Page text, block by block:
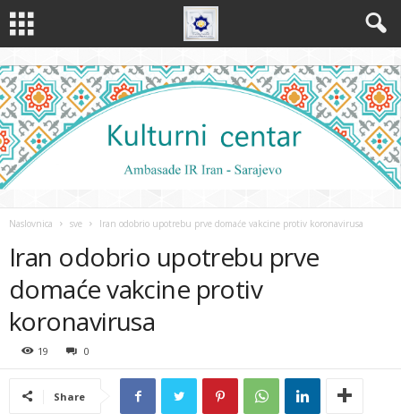
Naslovnica sve Iran odobrio upotrebu prve domaće vakcine protiv koronavirusa
Iran odobrio upotrebu prve
domaće vakcine protiv
koronavirusa
19 0
Share